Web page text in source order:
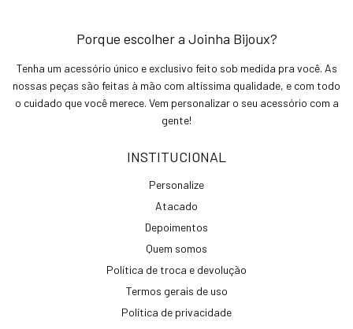
Porque escolher a Joinha Bijoux?
Tenha um acessório único e exclusivo feito sob medida pra você. As
nossas peças são feitas à mão com altíssima qualidade, e com todo
o cuidado que você merece. Vem personalizar o seu acessório com a
gente!
INSTITUCIONAL
Personalize
Atacado
Depoimentos
Quem somos
Política de troca e devolução
Termos gerais de uso
Política de privacidade